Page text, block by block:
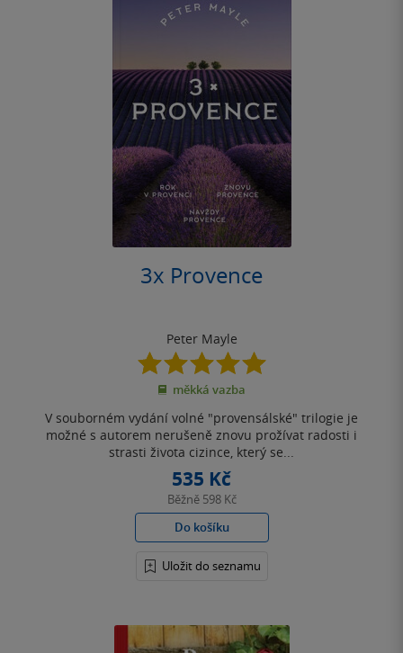
3x Provence
Peter Mayle
5.0
z
5
měkká vazba
V souborném vydání volné "provensálské" trilogie je
možné s autorem nerušeně znovu prožívat radosti i
strasti života cizince, který se...
535 Kč
Běžně 598 Kč
Do košíku
Uložit do seznamu